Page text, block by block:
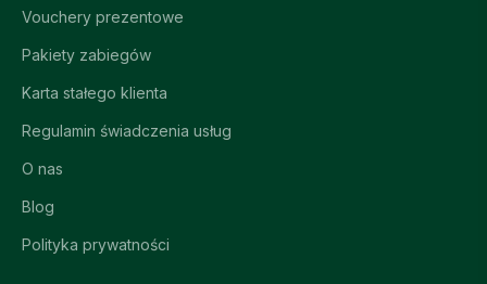
Vouchery prezentowe
Pakiety zabiegów
Karta stałego klienta
Regulamin świadczenia usług
O nas
Blog
Polityka prywatności